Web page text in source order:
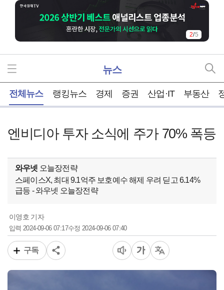
2/5
뉴스
전체뉴스 랭킹뉴스 경제 증권 산업·IT 부동산
엔비디아 투자 소식에 주가 70% 폭등
와우넷 오늘장전략
스페이스X, 최대 9.1억주 보호예수 해제 우려 딛고 6.14%
급등 - 와우넷 오늘장전략
이영호 기자
입력2024-09-06 07:17수정 2024-09-06 07:40
구독